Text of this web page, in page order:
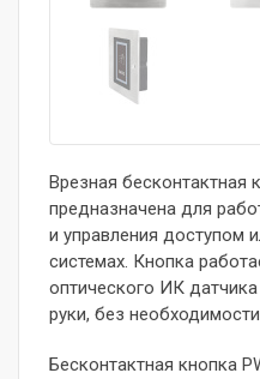
Врезная бесконтактная
предназначена для
и управления доступом
системах. Кнопка
оптического ИК
руки, без
Бесконтактная кнопка